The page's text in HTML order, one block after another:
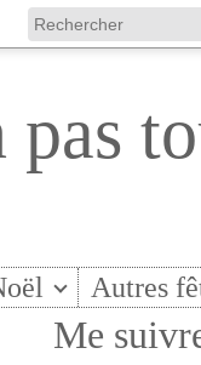
Autres
Me